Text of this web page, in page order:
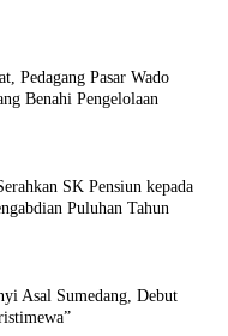
Pedagang Pasar Wado
Benahi Pengelolaan
SK Pensiun kepada
Puluhan Tahun
Asal Sumedang, Debut